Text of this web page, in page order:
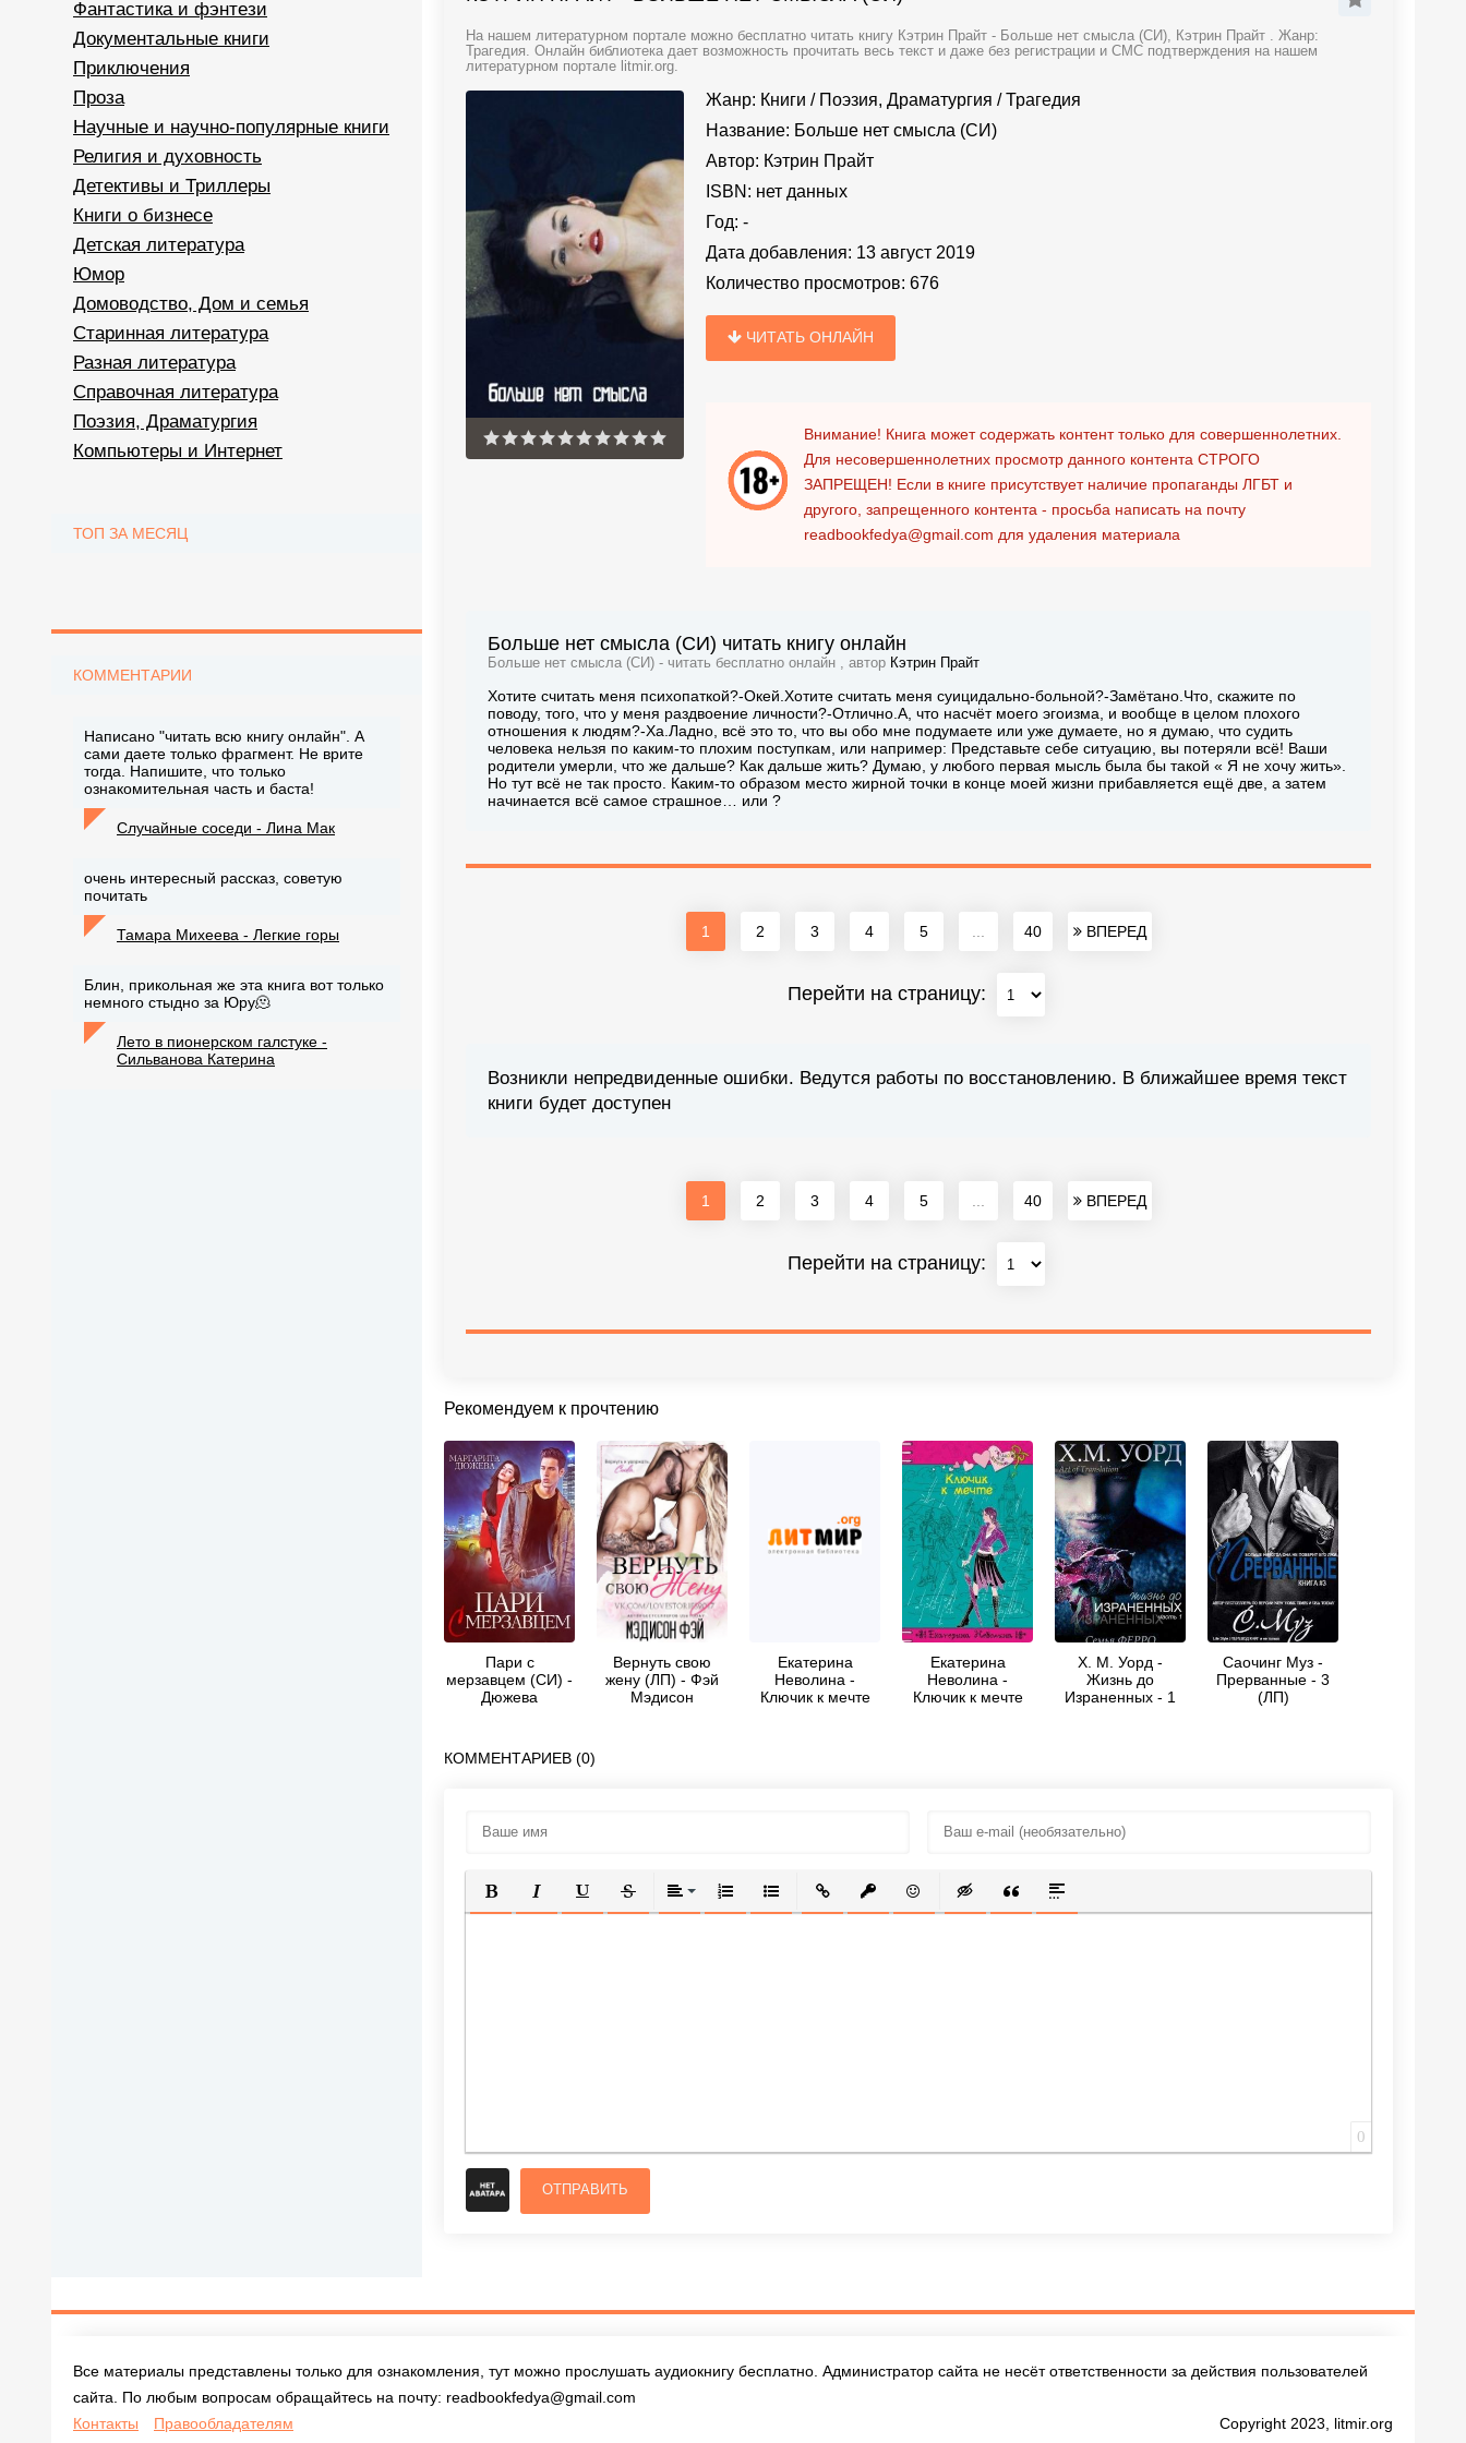
На нашем литературном портале можно бесплатно читать книгу Кэтрин Прайт - Больше нет смысла (СИ), Кэтрин Прайт . Жанр:
Трагедия. Онлайн библиотека дает возможность прочитать весь текст и даже без регистрации и СМС подтверждения на нашем
литературном портале litmir.org.
Жанр: Книги / Поэзия, Драматургия /Трагедия
Название: Больше нет смысла (СИ)
Автор: Кэтрин Прайт
ISBN: нет данных
Год: -
Дата добавления: 13 август 2019
Количество просмотров: 676
ЧИТАТЬ ОНЛАЙН
Внимание! Книга может содержать контент только для совершеннолетних.
Для несовершеннолетних просмотр данного контента СТРОГО
ЗАПРЕЩЕН! Если в книге присутствует наличие пропаганды ЛГБТ и
другого, запрещенного контента - просьба написать на почту
readbookfedya@gmail.com для удаления материала
Больше нет смысла (СИ) читать книгу онлайн
Больше нет смысла (СИ) - читать бесплатно онлайн , автор Кэтрин Прайт
Хотите считать меня психопаткой?-Окей.Хотите считать меня суицидально-больной?-Замётано.Что, скажите по
поводу, того, что у меня раздвоение личности?-Отлично.А, что насчёт моего эгоизма, и вообще в целом плохого
отношения к людям?-Ха.Ладно, всё это то, что вы обо мне подумаете или уже думаете, но я думаю, что судить
человека нельзя по каким-то плохим поступкам, или например: Представьте себе ситуацию, вы потеряли всё! Ваши
родители умерли, что же дальше? Как дальше жить? Думаю, у любого первая мысль была бы такой « Я не хочу жить».
Но тут всё не так просто. Каким-то образом место жирной точки в конце моей жизни прибавляется ещё две, а затем
начинается всё самое страшное… или ?
1 2 3 4 5 40 ВПЕРЕД
Перейти на страницу:
Возникли непредвиденные ошибки. Ведутся работы по восстановлению. В ближайшее время текст
книги будет доступен
1 2 3 4 5 40 ВПЕРЕД
Перейти на страницу:
Рекомендуем к прочтению
Пари с
мерзавцем (СИ) -
Дюжева
Вернуть свою
жену (ЛП) - Фэй
Мэдисон
Екатерина
Неволина -
Ключик к мечте
Екатерина
Неволина -
Ключик к мечте
Х. М. Уорд -
Жизнь до
Израненных - 1
Саочинг Муз -
Прерванные - 3
(ЛП)
КОММЕНТАРИЕВ (0)
ПОЛУЖИРНЫЙ
КУРСИВПОДЧЕРКНУТЫЙ
ЗАЧЕРКНУТЫЙВЫРАВНИВАНИЕ
НУМЕРОВАННЫЙ СПИСОК
МАРКИРОВАННЫЙ СПИСОК
ВСТАВИТЬ ССЫЛКУ
ВСТАВИТЬ ЗАЩИЩЕННУЮ ССЫЛКУ
ВСТАВИТЬ СМАЙЛИК
ВСТАВКА СКРЫТОГО ТЕКСТА
ВСТАВКА ЦИТАТЫ
ВСТАВКА СПОЙЛЕРА
0
ОТПРАВИТЬ
Фантастика и фэнтези
Документальные книги
Приключения
Проза
Научные и научно-популярные книги
Религия и духовность
Детективы и Триллеры
Книги о бизнесе
Детская литература
Юмор
Домоводство, Дом и семья
Старинная литература
Разная литература
Справочная литература
Поэзия, Драматургия
Компьютеры и Интернет
ТОП ЗА МЕСЯЦ
КОММЕНТАРИИ
Написано "читать всю книгу онлайн". А
сами даете только фрагмент. Не врите
тогда. Напишите, что только
ознакомительная часть и баста!
Случайные соседи - Лина Мак
очень интересный рассказ, советую
почитать
Тамара Михеева - Легкие горы
Блин, прикольная же эта книга вот только
немного стыдно за Юру🫠
Лето в пионерском галстуке -
Сильванова Катерина
Все материалы представлены только для ознакомления, тут можно прослушать аудиокнигу бесплатно. Администратор сайта не несёт ответственности за действия пользователей
сайта. По любым вопросам обращайтесь на почту: readbookfedya@gmail.com
Контакты
Правообладателям Copyright 2023, litmir.org